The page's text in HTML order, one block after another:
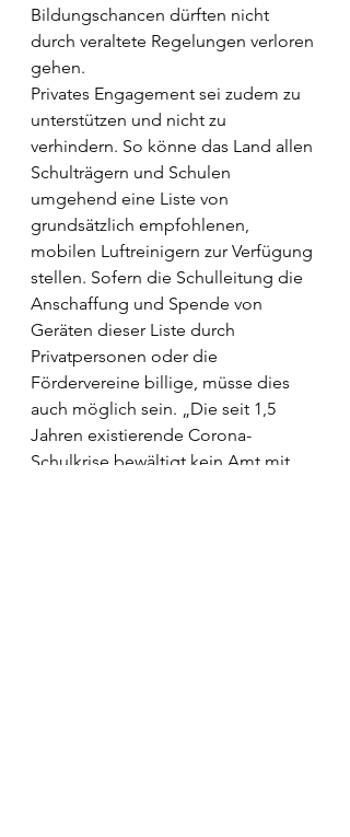
Bildungschancen dürften nicht
durch veraltete Regelungen verloren
gehen.
Privates Engagement sei zudem zu
unterstützen und nicht zu
verhindern. So könne das Land allen
Schulträgern und Schulen
umgehend eine Liste von
grundsätzlich empfohlenen,
mobilen Luftreinigern zur Verfügung
stellen. Sofern die Schulleitung die
Anschaffung und Spende von
Geräten dieser Liste durch
Privatpersonen oder die
Fördervereine billige, müsse dies
auch möglich sein. „Die seit 1,5
Jahren existierende Corona-
Schulkrise bewältigt kein Amt mit